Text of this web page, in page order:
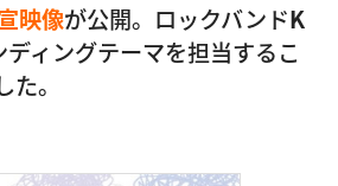
映像が公開。ロックバンドK
ディングテーマを担当するこ
。